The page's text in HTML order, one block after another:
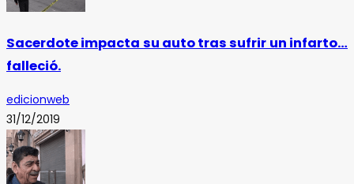
Sacerdote impacta su auto tras sufrir un infarto…
falleció.
edicionweb
31/12/2019